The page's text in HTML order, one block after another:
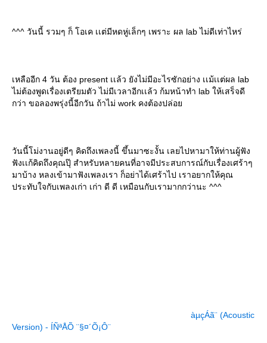
^^^ วันนี้ รวมๆ ก็ โอเค เเต่มีหดหู่เล็กๆ เพราะ ผล lab ไม่ดีเท่าไหร่
เหลืออีก 4 วัน ต้อง present เเล้ว ยังไม่มีอะไรซักอย่าง เเม้เเต่ผล lab
ไม่ต้องพูดเรื่องเตรียมตัว ไม่มีเวลาอีกเเล้ว ก้มหน้าทำ lab ให้เสร็จดี
กว่า ขอลองพรุ่งนี้อีกวัน ถ้าไม่ work คงต้องปล่อ
วันนี้โม่งานอยู่ดีๆ คิดถึงเพลงนี้ ขึ้นมาซะงั้น เลยไปหามาให้ท่านผู้ฟัง
ฟังเเก้คิดถึงคุณปุ๊ สำหรับหลายคนที่อาจมีประสบการณ์กับเรื่องเศร้าๆ
มาบ้าง หลงเข้ามาฟังเพลงเรา ก็อย่าได้เศร้าไป เราอยากให้คุณ
ประทับใจกับเพลงเก่า เก่า ดี ดี เหมือนกับเรามากกว่านะ ^^^
àµçÁã¨ (Acoustic
Version) - ÍÑ­ªÅÕ ¨§¤´Õ¡Ô¨